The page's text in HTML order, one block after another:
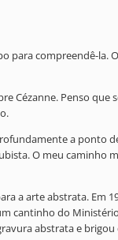
para compreendê-
Cézanne. Penso que
a ponto
O meu caminho
a arte abstrata. Em
cantinho do
abstrata e brigou